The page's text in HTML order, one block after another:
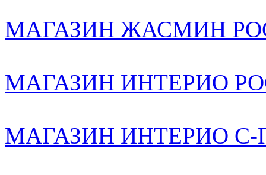
МАГАЗИН ЖАСМИН
МАГАЗИН ИНТЕРИО
МАГАЗИН ИНТЕРИО С-